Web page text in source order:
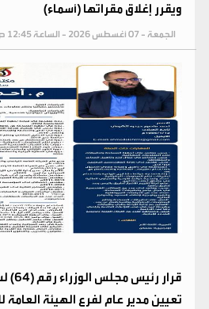
ويقرر إغلاق مقراتها (أسماء)
الجمعة - 07 أغسطس 2026 - الساعة 12:45 ص
تعيين مدير عام لفرع الهيئة